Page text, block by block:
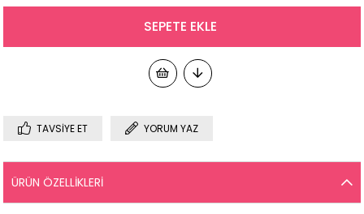
TAVSIYE ET YORUM YAZ
ÜRÜN ÖZELLIKLERI